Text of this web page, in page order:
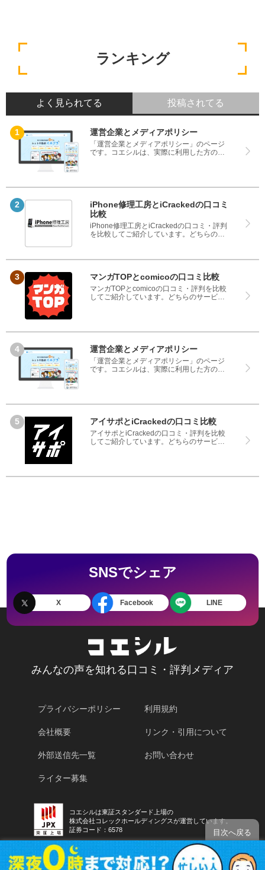
ランキング
よく見られてる 投稿されてる
運営企業とメディアポリシー
「運営企業とメディアポリシー」のページ
です。コエシルは、実際に利用した方の口
なく、悪い口コミもしっかり掲載している
さい。
iPhone修理工房とiCrackedの口コミ
比較
iPhone修理工房とiCrackedの口コミ・評判
を比較してご紹介しています。どちらのサ
て、iPhone修理工房とiCrackedのどちらを
マンガTOPとcomicoの口コミ比較
マンガTOPとcomicoの口コミ・評判を比較
してご紹介しています。どちらのサービス
てください。
運営企業とメディアポリシー
「運営企業とメディアポリシー」のページ
です。コエシルは、実際に利用した方の口
なく、悪い口コミもしっかり掲載している
さい。
アイサポとiCrackedの口コミ比較
アイサポとiCrackedの口コミ・評判を比較
してご紹介しています。どちらのサービス
てください。
SNSでシェア
X Facebook LINE
みんなの声を知れる口コミ・評判メディア
プライバシーポリシー 利用規約
会社概要 リンク・引用について
外部送信先一覧 お問い合わせ
ライター募集
コエシルは東証スタンダード上場の
株式会社コレックホールディングスが運営しています。
証券コード：6578
コエシルを運営する株式会社ホールディングスは
目次へ戻る